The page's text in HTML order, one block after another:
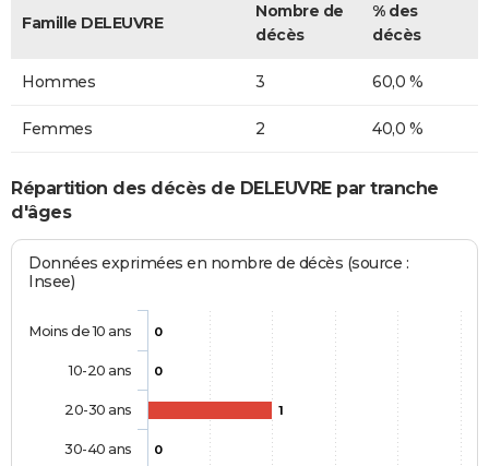
Famille DELEUVRE
Nombre de
décès
% des
décès
Hommes 3 60,0 %
Femmes 2 40,0 %
Répartition des décès de DELEUVRE par tranche
d'âges
Données exprimées en nombre de décès (source :
Insee)
0
0
1
0
Moins de 10 ans
10-20 ans
20-30 ans
30-40 ans